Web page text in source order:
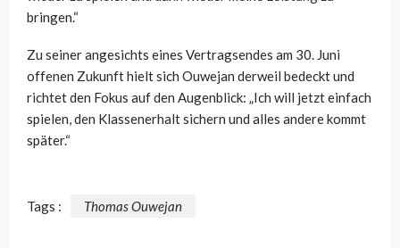
bringen.“
Zu seiner angesichts eines Vertragsendes am 30. Juni
offenen Zukunft hielt sich Ouwejan derweil bedeckt und
richtet den Fokus auf den Augenblick: „Ich will jetzt einfach
spielen, den Klassenerhalt sichern und alles andere kommt
später.“
Tags : Thomas Ouwejan